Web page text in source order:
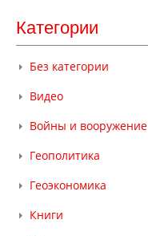
Категории
Без категории
Видео
Войны и вооружение
Геополитика
Геоэкономика
Книги